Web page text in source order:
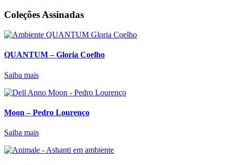
Coleções Assinadas
QUANTUM – Gloria Coelho
Saiba mais
Moon – Pedro Lourenço
Saiba mais